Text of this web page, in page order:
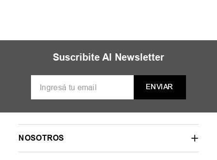
Suscribite Al Newsletter
ENVIAR
NOSOTROS